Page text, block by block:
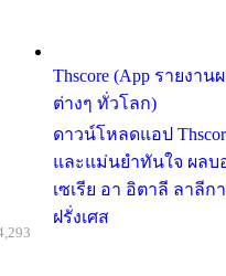
Thscore (App รายงา
ต่างๆ ทั่วโลก)
ดาวน์โหลดแอป
และแม่นยำทันใจ ผลบ
เซเรีย อา อิตาลี ลาลีก
ฝรั่งเศส